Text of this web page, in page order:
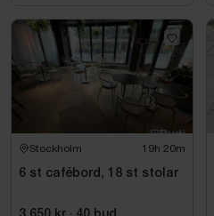
Stockholm 19h 20m
6 st cafébord, 18 st stolar